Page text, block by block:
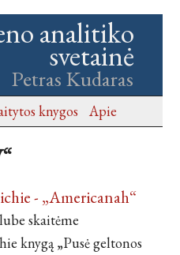
analitiko
svetainė
Petras Kudaras
knygos Apie
- „Americanah“
skaitėme
knygą „Pusė geltonos